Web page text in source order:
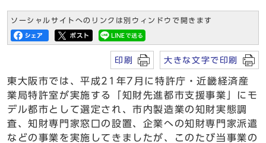
ソーシャルサイトへのリンクは別ウィンドウで開きます
印刷 大きな文字で印刷
東大阪市では、平成21年7月に特許庁・近畿経済産
業局特許室が実施する「知財先進都市支援事業」にモ
デル都市として選定され、市内製造業の知財実態調
査、知財専門家窓口の設置、企業への知財専門家派遣
などの事業を実施してきましたが、このたび当事業の